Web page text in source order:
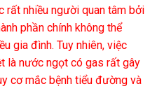
rất nhiều người quan tâm bởi
phần chính không thể
gia đình. Tuy nhiên, việc
là nước ngọt có gas rất gây
cơ mắc bệnh tiểu đường và